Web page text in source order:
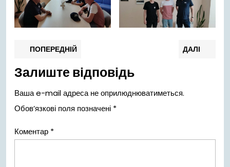
Навігація
записів
ПОПЕРЕДНІЙ ДАЛІ
Залиште відповідь
Ваша e-mail адреса не оприлюднюватиметься.
Обов’язкові поля позначені *
Коментар *